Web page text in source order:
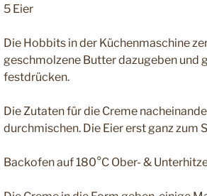
5 Eier
Die Hobbits in der Küchenmaschine
geschmolzene Butter dazugeben und
festdrücken.
Die Zutaten für die Creme
durchmischen. Die Eier erst ganz zum
Backofen auf 180°C Ober- &